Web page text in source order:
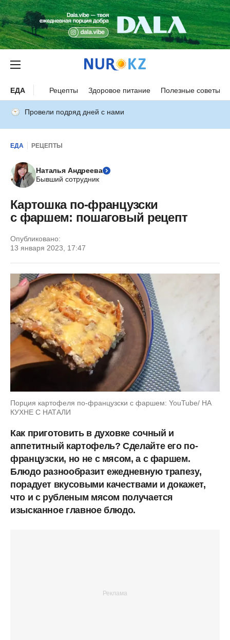
ЕДА Рецепты Здоровое питание Полезные советы
Провели подряд дней с нами
ЕДА РЕЦЕПТЫ
Наталья Андреева
Бывший сотрудник
Картошка по-французски
с фаршем: пошаговый рецепт
Опубликовано:
13 января 2023, 17:47
Порция картофеля по-французски с фаршем: YouTube/ НА
КУХНЕ С НАТАЛИ
Как приготовить в духовке сочный и
аппетитный картофель? Сделайте его по-
французски, но не с мясом, а с фаршем.
Блюдо разнообразит ежедневную трапезу,
порадует вкусовыми качествами и докажет,
что и с рубленым мясом получается
изысканное главное блюдо.